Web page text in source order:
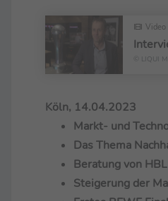
Video
© LIQUI
Köln, 14.04.2023
Markt- und
Das Thema
Beratung von
Steigerung der